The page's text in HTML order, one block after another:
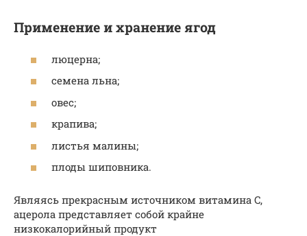
Применение и хранение ягод
люцерна;
семена льна;
овес;
крапива;
листья малины;
плоды шиповника.
Являясь прекрасным источником витамина C,
ацерола представляет собой крайне
низкокалорийный продукт